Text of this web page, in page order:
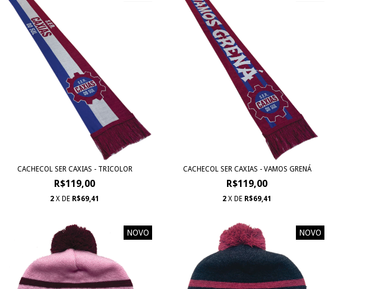
CACHECOL SER CAXIAS - TRICOLOR
R$119,00
2 X DE R$69,41
CACHECOL SER CAXIAS - VAMOS GRENÁ
R$119,00
2 X DE R$69,41
NOVO NOVO